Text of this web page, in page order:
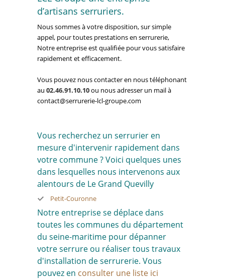
d’artisans serruriers.
Nous sommes à votre disposition, sur simple
appel, pour toutes prestations en serrurerie,
Notre entreprise est qualifiée pour vous satisfaire
rapidement et efficacement.
Vous pouvez nous contacter en nous téléphonant
au 02.46.91.10.10ou nous adresser un mail à
contact@serrurerie-lcl-groupe.com
Vous recherchez un serrurier en
mesure d'intervenir rapidement dans
votre commune ? Voici quelques unes
dans lesquelles nous intervenons aux
alentours de Le Grand Quevilly
Petit-Couronne
Notre entreprise se déplace dans
toutes les communes du département
du seine-maritime pour dépanner
votre serrure ou réaliser tous travaux
d'installation de serrurerie. Vous
pouvez en consulter une liste ici